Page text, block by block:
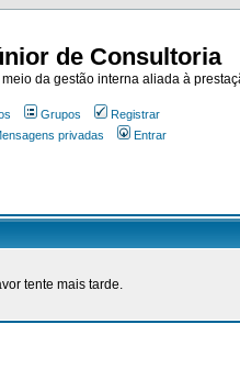
de Consultoria
da gestão interna aliada à
Grupos
Registrar
privadas Entrar
tente mais tarde.